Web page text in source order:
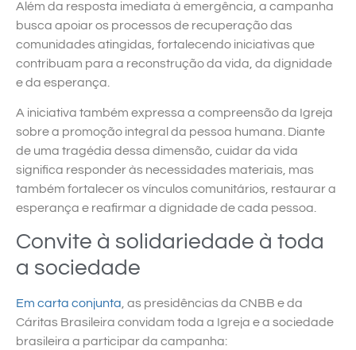
Além da resposta imediata à emergência, a campanha
busca apoiar os processos de recuperação das
comunidades atingidas, fortalecendo iniciativas que
contribuam para a reconstrução da vida, da dignidade
e da esperança.
A iniciativa também expressa a compreensão da Igreja
sobre a promoção integral da pessoa humana. Diante
de uma tragédia dessa dimensão, cuidar da vida
significa responder às necessidades materiais, mas
também fortalecer os vínculos comunitários, restaurar a
esperança e reafirmar a dignidade de cada pessoa.
Convite à solidariedade à toda
a sociedade
Em carta conjunta, as presidências da CNBB e da
Cáritas Brasileira convidam toda a Igreja e a sociedade
brasileira a participar da campanha: